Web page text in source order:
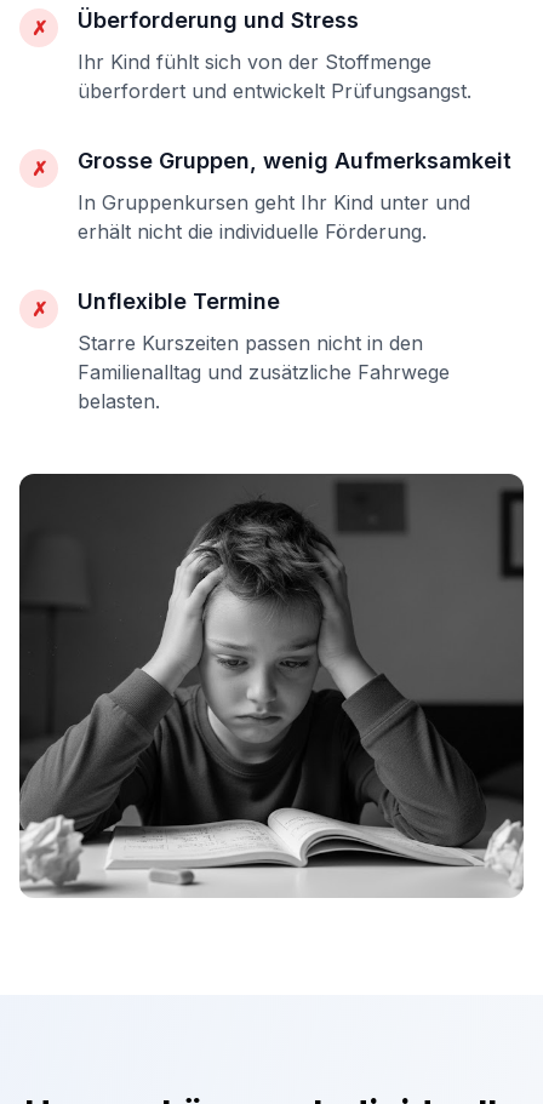
✗ Überforderung und Stress
Ihr Kind fühlt sich von der Stoffmenge
überfordert und entwickelt Prüfungsangst.
✗ Grosse Gruppen, wenig Aufmerksamkeit
In Gruppenkursen geht Ihr Kind unter und
erhält nicht die individuelle Förderung.
✗ Unflexible Termine
Starre Kurszeiten passen nicht in den
Familienalltag und zusätzliche Fahrwege
belasten.